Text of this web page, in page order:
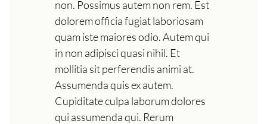
non. Possimus autem non rem. Est
dolorem officia fugiat laboriosam
quam iste maiores odio. Autem qui
in non adipisci quasi nihil. Et
mollitia sit perferendis animi at.
Assumenda quis ex autem.
Cupiditate culpa laborum dolores
qui assumenda qui. Rerum